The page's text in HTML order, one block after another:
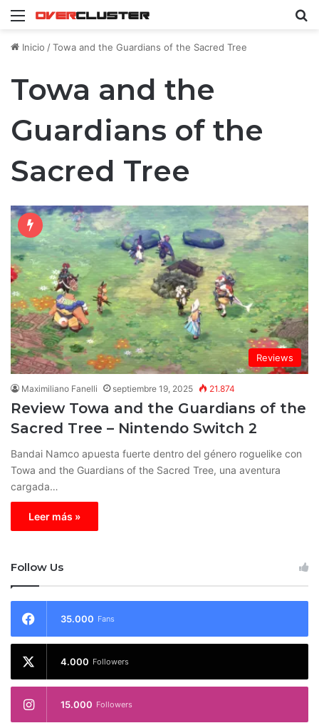
Menú
Inicio /Towa and the Guardians of the Sacred Tree
Towa and the
Guardians of the
Sacred Tree
Reviews
Maximiliano Fanelli septiembre 19, 2025 21.874
Review Towa and the Guardians of the
Sacred Tree – Nintendo Switch 2
Bandai Namco apuesta fuerte dentro del género roguelike con
Towa and the Guardians of the Sacred Tree, una aventura
cargada…
Leer más »
Follow Us
35.000 Fans
4.000 Followers
15.000 Followers